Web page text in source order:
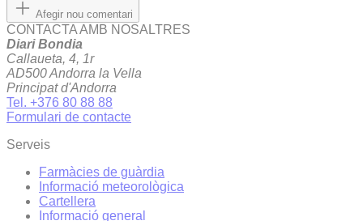
Afegir nou comentari
CONTACTA AMB NOSALTRES
Diari Bondia
Callaueta, 4, 1r
AD500 Andorra la Vella
Principat d'Andorra
Tel. +376 80 88 88
Formulari de contacte
Serveis
Farmàcies de guàrdia
Informació meteorològica
Cartellera
Informació general